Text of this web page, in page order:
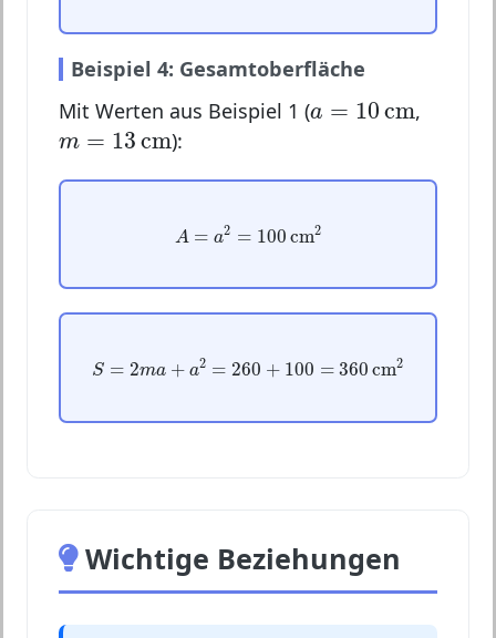
Beispiel 4: Gesamtoberfläche
Mit Werten aus Beispiel 1 (a = 10cm
a =10cm ,
m = 13cm
m =13cm ):
A = a2 = 100cm2
2 100cm
S = 2ma + a2 = 260 + 100 = 360 cm2
S a2 260 + 100 = 360 cm 2
Wichtige Beziehungen